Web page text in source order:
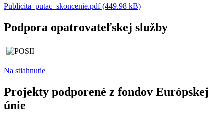
Publicita_putac_skoncenie.pdf (449.98 kB)
Podpora opatrovateľskej služby
Na stiahnutie
Projekty podporené z fondov Európskej
únie